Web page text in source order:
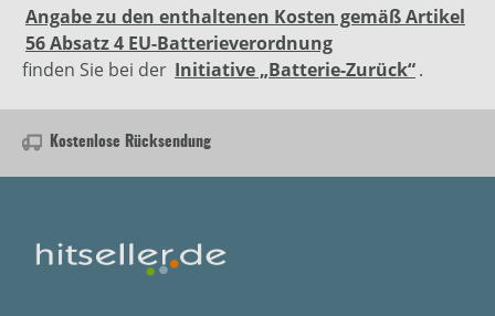
Angabe zu den enthaltenen Kosten gemäß Artikel
56 Absatz 4 EU-Batterieverordnung
finden Sie bei der Initiative „Batterie-Zurück“.
Kostenlose Rücksendung